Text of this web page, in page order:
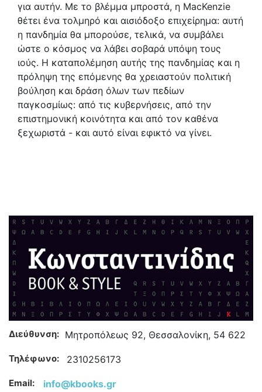
για αυτήν. Με το βλέμμα μπροστά, η MacKenzie
θέτει ένα τολμηρό και αισιόδοξο επιχείρημα: αυτή
η πανδημία θα μπορούσε, τελικά, να συμβάλει
ώστε ο κόσμος να λάβει σοβαρά υπόψη τους
ιούς. Η καταπολέμηση αυτής της πανδημίας και η
πρόληψη της επόμενης θα χρειαστούν πολιτική
βούληση και δράση όλων των πεδίων
παγκοσμίως: από τις κυβερνήσεις, από την
επιστημονική κοινότητα και από τον καθένα
ξεχωριστά - και αυτό είναι εφικτό να γίνει.
Διεύθυνση: Μητροπόλεως 92, Θεσσαλονίκη, 54 622
Τηλέφωνο: 2310256173
Email: info@kbooks.gr